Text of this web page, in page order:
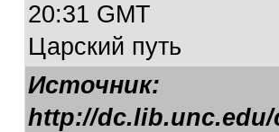
20:31 GMT
Царский путь
Источник:
http://